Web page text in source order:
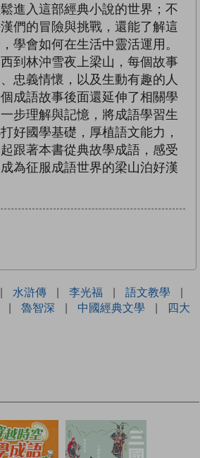
進入這部經典小說的世界；不
們的冒險與挑戰，還能了解這
學會如何在生活中靈活運用。
到林沖雪夜上梁山，每個故事
忠義情懷，以及生動有趣的人
成語故事後面還延伸了相關學
步理解與記憶，將成語學習生
好國學基礎，厚植語文能力，
跟著本書從典故學成語，感受
為征服成語世界的梁山泊好漢
| 水滸傳 | 李光福 | 語文教學
|
| 魯智深 | 中國經典文學 |
四大